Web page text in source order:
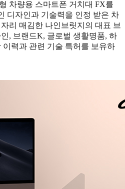
차량용 스마트폰 거치대 FX를
디자인과 기술력을 인정 받은 차
리 매김한 나인브릿지의 대표 브
, 브랜드K, 글로벌 생활명품, 하
력과 관련 기술 특허를 보유하